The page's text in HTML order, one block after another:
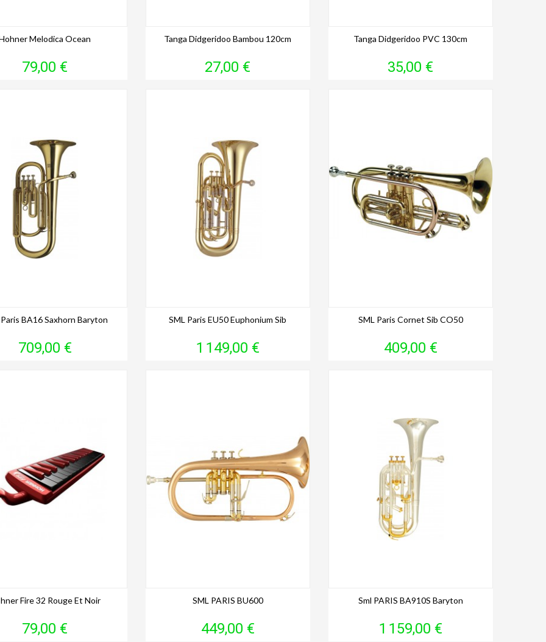
Melodica Ocean
Prix
79,00 €
Tanga Didgeridoo Bambou 120cm
Prix
27,00 €
Tanga Didgeridoo PVC 130cm
Prix
35,00 €
BA16 Saxhorn Baryton
Prix
709,00 €
SML Paris EU50 Euphonium Sib
Prix
1 149,00 €
SML Paris Cornet Sib CO50
Prix
409,00 €
Fire 32 Rouge Et Noir
Prix
79,00 €
SML PARIS BU600
Prix
449,00 €
Sml PARIS BA910S Baryton
Prix
1 159,00 €